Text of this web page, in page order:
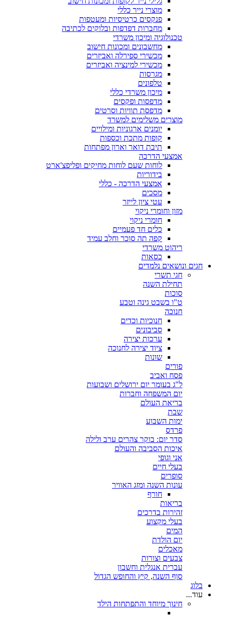
מוצרי נייר כללי
פנקסים כרטיסיות ומעטפות
מחברות דפדפות ובלוקים לכתיבה
טכנולוגיה ומיכון משרדי
מחשבונים ומכונות חישוב
מכשירי ספירלה ואביזרים
מכשירי למינציה ואביזרים
מגרסות
טלפונים
מיכון משרדי כללי
מדפסות ופקסים
מדפסת תוויות וסרטים
מוצרים משלימים למשרד
יומנים ארגוניות ומילויים
קופות מתכת וכספות
תיבת דואר וארון מפתחות
אמצעי הדרכה
לוחות שעם לוחות מחיקים ופליפצ'ארט
בידוריות
אמצעי הדרכה - כללי
מסכים
עטי ציון לייזר
מזון וחומרי ניקוי
חומרי ניקוי
כלים חד פעמיים
קפה תה סוכר וחלב עמיד
ריהוט משרדי
כסאות
חגים ונושאים נלמדים
חגי תשרי
תחילת השנה
סוכות
ט"ו בשבט גינה וטבע
חנוכה
חנוכיות וכדים
סביבונים
ערכות יצירה
ציוד יצירה לחנוכה
שונות
פורים
פסח ואביב
ל"ג בעומר יום ירושלים ושבועות
יום המשפחה וחברות
בריאת העולם
שבת
ימות השבוע
פרדס
סדר יום: בוקר צהרים ערב ולילה
איכות הסביבה והעולם
אני וגופי
בעלי חיים
סופרים
עונות השנה ומזג האוויר
חורף
בריאות
זהירות בדרכים
בעלי מקצוע
המים
יום הולדת
מאכלים
צבעים וצורות
עברית אנגלית וחשבון
סוף השנה, קיץ והחופש הגדול
בלוג
עוד...
חינוך מיוחד והתפתחות הילד